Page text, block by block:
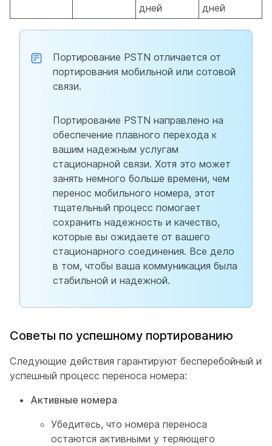
дней
дней
Портирование PSTN отличается от
портирования мобильной или сотовой
связи.
Портирование PSTN направлено на
обеспечение плавного перехода к
вашим надежным услугам
стационарной связи. Хотя это может
занять немного больше времени, чем
перенос мобильного номера, этот
тщательный процесс помогает
сохранить надежность и качество,
которые вы ожидаете от вашего
стационарного соединения. Все дело
в том, чтобы ваша коммуникация была
стабильной и надежной.
Советы по успешному портированию
Следующие действия гарантируют бесперебойный и
успешный процесс переноса номера:
Активные номера
Убедитесь, что номера переноса
остаются активными у теряющего